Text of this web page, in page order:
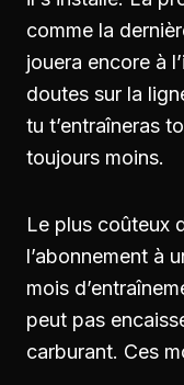
comme la
jouera encore à
doutes sur la
tu t’entraîneras
toujours moins.
Le plus coûteux
l’abonnement à
mois
peut pas
carburant. Ces